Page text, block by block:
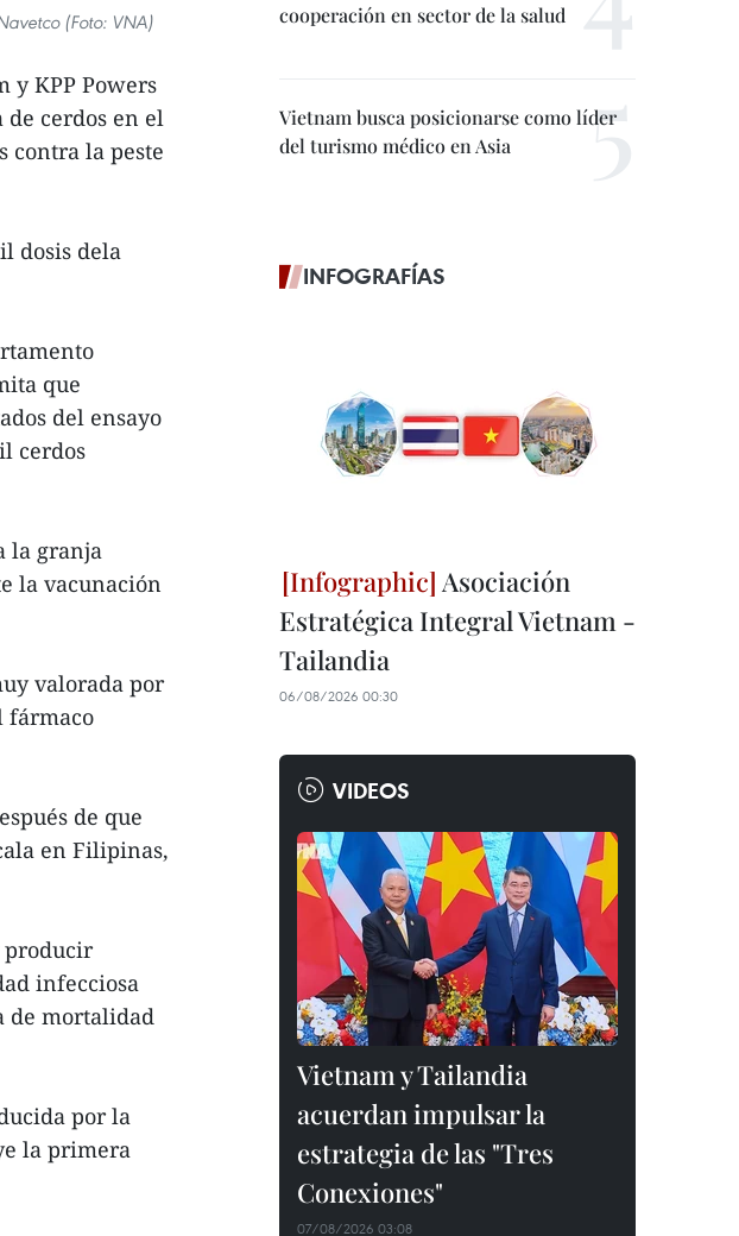
(Foto: VNA)
y KPP Powers
cerdos en el
contra la peste
dosis dela
que
del ensayo
cerdos
la granja
la vacunación
valorada por
fármaco
de que
en Filipinas,
producir
infecciosa
de mortalidad
por la
la primera
cooperación en sector de la salud
Vietnam busca posicionarse como líder
del turismo médico en Asia
INFOGRAFÍAS
Asociación
Estratégica Integral Vietnam -
Tailandia
06/08/2026 00:30
VIDEOS
Vietnam y Tailandia
acuerdan impulsar la
estrategia de las "Tres
Conexiones"
07/08/2026 03:08